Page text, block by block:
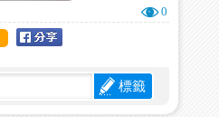
0
標籤